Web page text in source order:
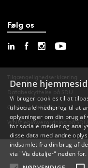
Følg os
Tilgængelighedserklæring
Databeskyttelse på SDU
Cookie-indstillinger
Whistleblowerordning på SDU
Denne
Vi bruger cookies til at
til sociale medier og til at
oplysninger om din brug
for sociale medier og
disse data med andre
indsamlet fra din brug af
via "Vis detaljer" neden for.